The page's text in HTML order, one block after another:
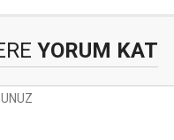
YORUM KAT